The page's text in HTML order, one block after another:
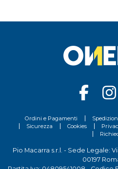
Ordini e Pagamenti
Sicurezza
Cookies
Pio Macarra s.r.l. - Sede Legale:
00197